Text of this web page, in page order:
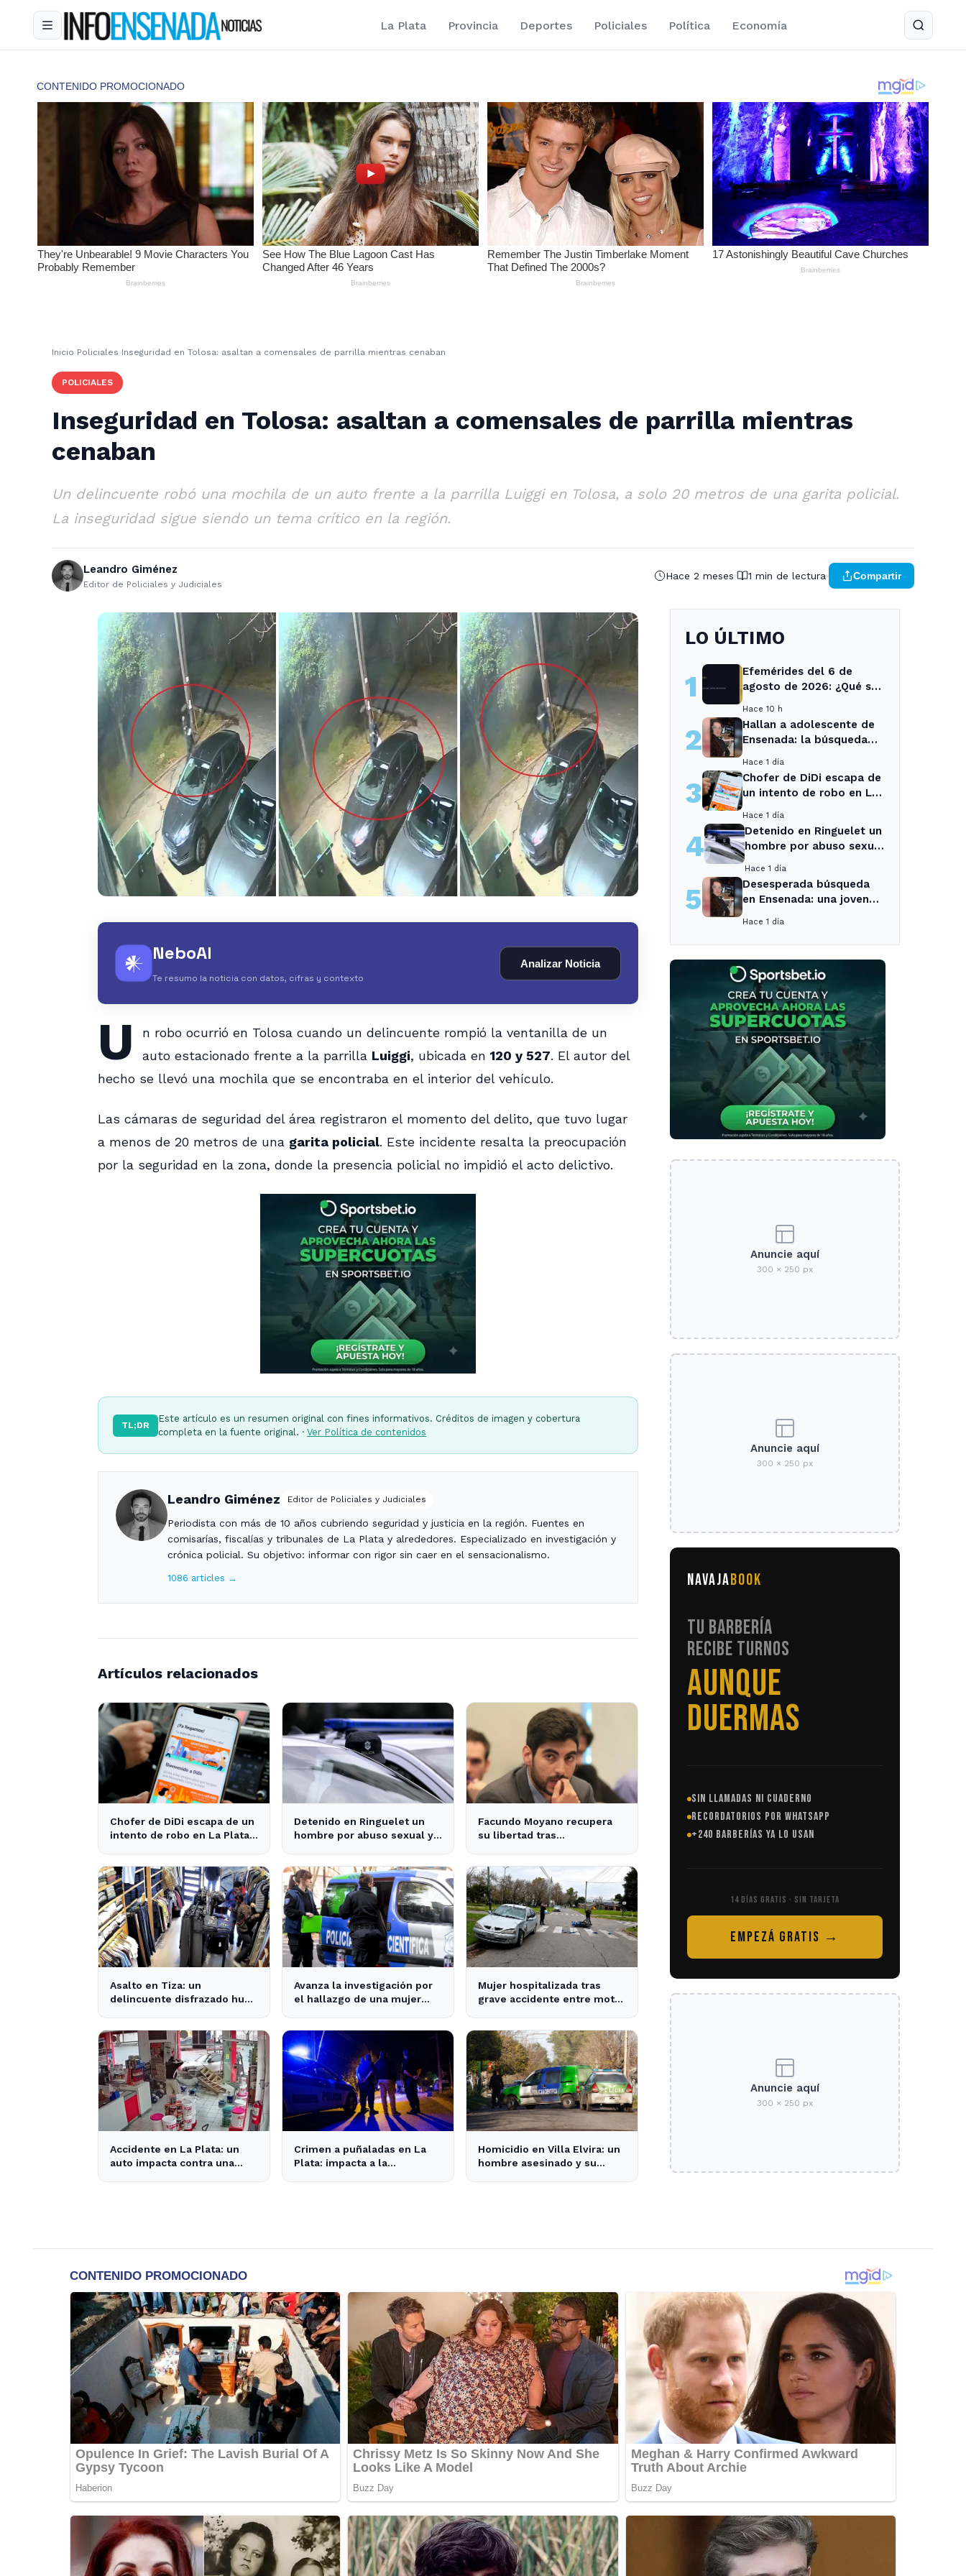
La Plata Provincia Deportes Policiales Política Economía
Inicio ›Policiales ›Inseguridad en Tolosa: asaltan a comensales de parrilla mientras cenaban
POLICIALES
Inseguridad en Tolosa: asaltan a comensales de parrilla mientras
cenaban
Un delincuente robó una mochila de un auto frente a la parrilla Luiggi en Tolosa, a solo 20 metros de una garita policial.
La inseguridad sigue siendo un tema crítico en la región.
Leandro Giménez
Editor de Policiales y Judiciales
Hace 2 meses 1 min de lectura Compartir
𒀭 NeboAI
Te resumo la noticia con datos, cifras y contexto
Analizar Noticia
U
n robo ocurrió en Tolosa cuando un delincuente rompió la ventanilla de un
auto estacionado frente a la parrilla Luiggi, ubicada en 120 y 527. El autor del
hecho se llevó una mochila que se encontraba en el interior del vehículo.
Las cámaras de seguridad del área registraron el momento del delito, que tuvo lugar
a menos de 20 metros de una garita policial. Este incidente resalta la preocupación
por la seguridad en la zona, donde la presencia policial no impidió el acto delictivo.
TL;DR
Este artículo es un resumen original con fines informativos. Créditos de imagen y cobertura
completa en la fuente original. · Ver Política de contenidos
Leandro Giménez Editor de Policiales y Judiciales
Periodista con más de 10 años cubriendo seguridad y justicia en la región. Fuentes en
comisarías, fiscalías y tribunales de La Plata y alrededores. Especializado en investigación y
crónica policial. Su objetivo: informar con rigor sin caer en el sensacionalismo.
1086 articles →
Artículos relacionados
Chofer de DiDi escapa de un
intento de robo en La Plata;
Detenido en Ringuelet un
hombre por abuso sexual y
Facundo Moyano recupera
su libertad tras
Asalto en Tiza: un
delincuente disfrazado huye
Avanza la investigación por
el hallazgo de una mujer
Mujer hospitalizada tras
grave accidente entre moto
Accidente en La Plata: un
auto impacta contra una
Crimen a puñaladas en La
Plata: impacta a la
Homicidio en Villa Elvira: un
hombre asesinado y su
LO ÚLTIMO
1
Efemérides del 6 de
agosto de 2026: ¿Qué se
Hace 10 h
2
Hallan a adolescente de
Ensenada: la búsqueda
Hace 1 día
3
Chofer de DiDi escapa de
un intento de robo en La
arrestada
Hace 1 día
4
Detenido en Ringuelet un
hombre por abuso sexual
Hace 1 día
5
Desesperada búsqueda
en Ensenada: una joven
Hace 1 día
Anuncie aquí
300 × 250 px
Anuncie aquí
300 × 250 px
NAVAJABOOK
TU BARBERÍA
RECIBE TURNOS
SIN LLAMADAS
SIN LLAMADAS NI CUADERNO
RECORDATORIOS POR WHATSAPP
+240 BARBERÍAS YA LO USAN
14 DÍAS GRATIS · SIN TARJETA
EMPEZÁ GRATIS →
Anuncie aquí
300 × 250 px